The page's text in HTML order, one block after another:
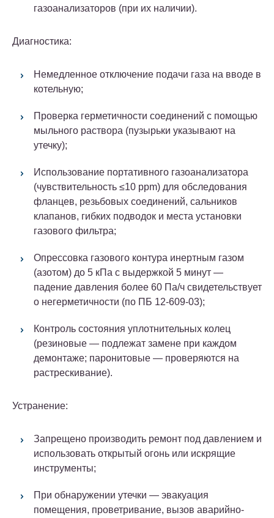
газоанализаторов (при их наличии).
Диагностика:
Немедленное отключение подачи газа на вводе в
котельную;
Проверка герметичности соединений с помощью
мыльного раствора (пузырьки указывают на
утечку);
Использование портативного газоанализатора
(чувствительность ≤10 ppm) для обследования
фланцев, резьбовых соединений, сальников
клапанов, гибких подводок и места установки
газового фильтра;
Опрессовка газового контура инертным газом
(азотом) до 5 кПа с выдержкой 5 минут —
падение давления более 60 Па/ч свидетельствует
о негерметичности (по ПБ 12-609-03);
Контроль состояния уплотнительных колец
(резиновые — подлежат замене при каждом
демонтаже; паронитовые — проверяются на
растрескивание).
Устранение:
Запрещено производить ремонт под давлением и
использовать открытый огонь или искрящие
инструменты;
При обнаружении утечки — эвакуация
помещения, проветривание, вызов аварийно-